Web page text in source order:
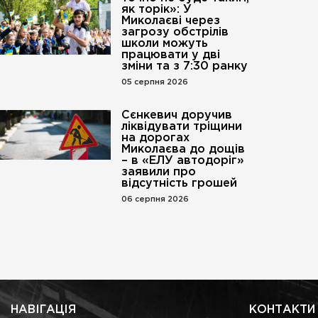
як торік»: У
Миколаєві через
загрозу обстрілів
школи можуть
працювати у дві
зміни та з 7:30 ранку
05 серпня 2026
Сєнкевич доручив
ліквідувати тріщини
на дорогах
Миколаєва до дощів
– в «ЕЛУ автодоріг»
заявили про
відсутність грошей
06 серпня 2026
НАВІГАЦІЯ КОНТАКТИ